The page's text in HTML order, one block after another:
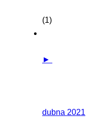
(1)
►
dubna 2021